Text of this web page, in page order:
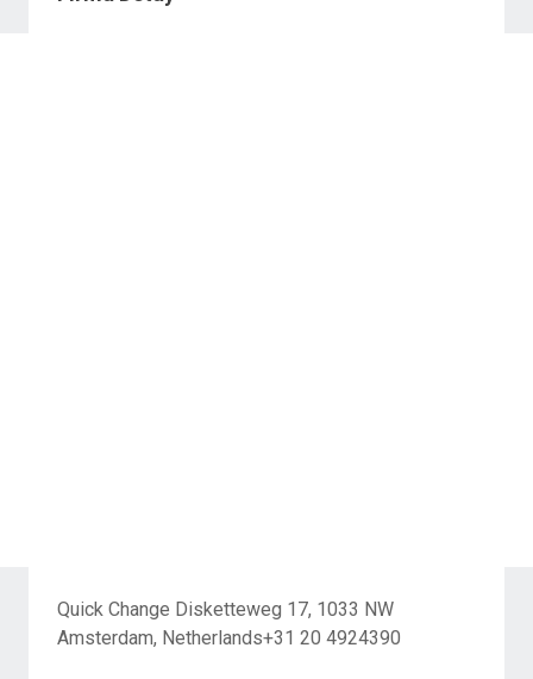
Quick Change Disketteweg 17, 1033 NW
Amsterdam, Netherlands+31 20 4924390